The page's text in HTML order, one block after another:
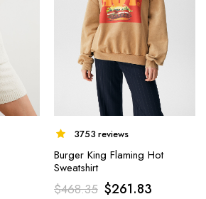
3753 reviews
Burger King Flaming Hot
Sweatshirt
$468.35 $261.83